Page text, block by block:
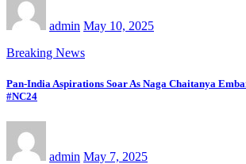
admin May 10, 2025
Breaking News
Pan-India Aspirations Soar As Naga Chaitanya
#NC24
admin May 7, 2025